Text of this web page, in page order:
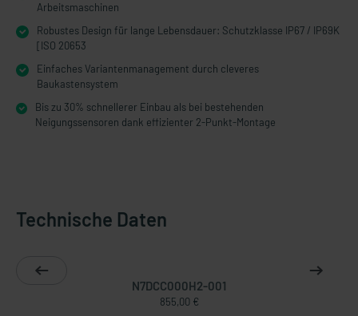
Arbeitsmaschinen
Robustes Design für lange Lebensdauer: Schutzklasse IP67 / IP69K
[ISO 20653
Einfaches Variantenmanagement durch cleveres
Baukastensystem
Bis zu 30% schnellerer Einbau als bei bestehenden
Neigungssensoren dank effizienter 2-Punkt-Montage
Technische Daten
N7DCC000H2-001
855,00 €